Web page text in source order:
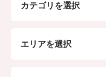
カテゴリを選択
エリアを選択